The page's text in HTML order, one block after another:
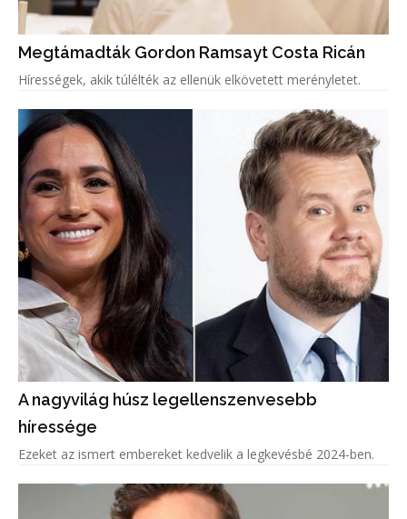
Megtámadták Gordon Ramsayt Costa Ricán
Hírességek, akik túlélték az ellenük elkövetett merényletet.
A nagyvilág húsz legellenszenvesebb
híressége
Ezeket az ismert embereket kedvelik a legkevésbé 2024-ben.